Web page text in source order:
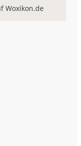
Woxikon.de